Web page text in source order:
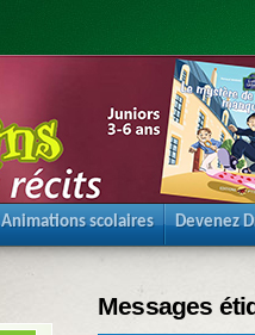
Animations scolaires Devenez
Messages